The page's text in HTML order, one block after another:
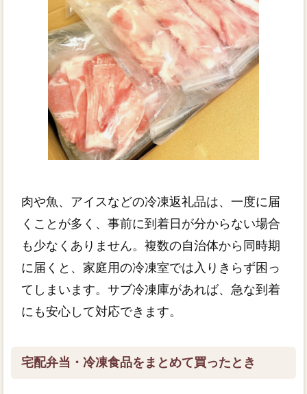
肉や魚、アイスなどの冷凍返礼品は、一度に届
くことが多く、事前に到着日が分からない場合
も少なくありません。複数の自治体から同時期
に届くと、家庭用の冷凍室では入りきらず困っ
てしまいます。サブ冷凍庫があれば、急な到着
にも安心して対応できます。
宅配弁当・冷凍食品をまとめて買ったとき